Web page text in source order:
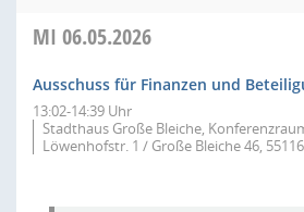
MI 06.05.2026
Ausschuss für Finanzen und
13:02-14:39 Uhr
Stadthaus Große Bleiche,
Löwenhofstr. 1 / Große Bleiche 46,